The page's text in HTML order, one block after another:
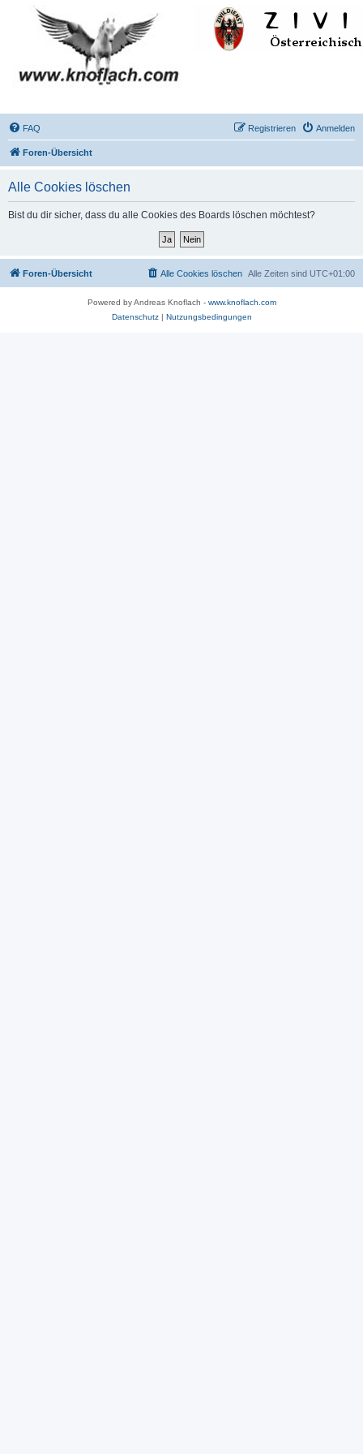
FAQ Anmelden
Registrieren
Foren-Übersicht
Alle Cookies löschen
Bist du dir sicher, dass du alle Cookies des Boards löschen möchtest?
Foren-Übersicht Alle Zeiten sind UTC+01:00
Alle Cookies löschen
Powered by Andreas Knoflach - www.knoflach.com
Datenschutz| Nutzungsbedingungen